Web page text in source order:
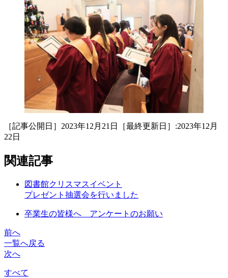
［記事公開日］2023年12月21日［最終更新日］:2023年12月
22日
関連記事
図書館クリスマスイベント
プレゼント抽選会を行いました
卒業生の皆様へ アンケートのお願い
前へ
一覧へ戻る
次へ
すべて